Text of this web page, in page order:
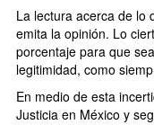
La lectura acerca de lo
emita la opinión. Lo
porcentaje para que
legitimidad, como
En medio de esta
Justicia en México y